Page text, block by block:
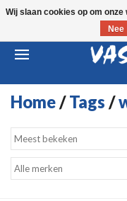
Home/Tags /
Wij slaan cookies op om
Nee